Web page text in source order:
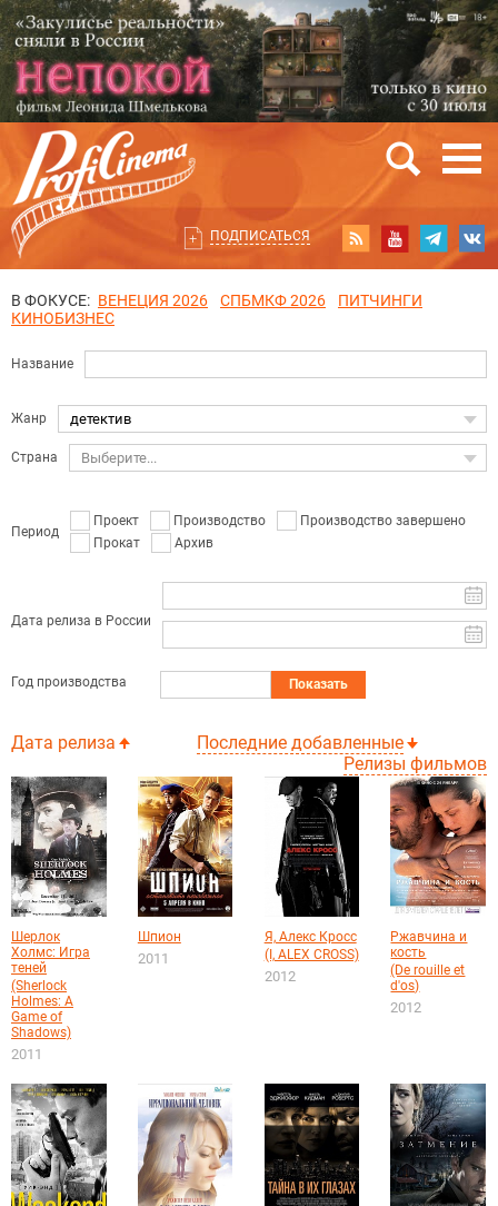
ПОДПИСАТЬСЯ
В ФОКУСЕ: ВЕНЕЦИЯ 2026 СПБМКФ 2026
ПИТЧИНГИ
КИНОБИЗНЕС
Название
Жанр детектив
Страна Выберите...
Период
Проект Производство
Производство завершено
Прокат
Архив
Дата релиза в России
Год производства Показать
Дата релиза
Последние добавленные
Релизы фильмов
Шерлок
Холмс: Игра
теней
(Sherlock
Holmes: A
Game of
Shadows)
2011
Шпион
2011
Я, Алекс Кросс
(I, ALEX CROSS)
2012
Ржавчина и
кость
(De rouille et
d'os)
2012